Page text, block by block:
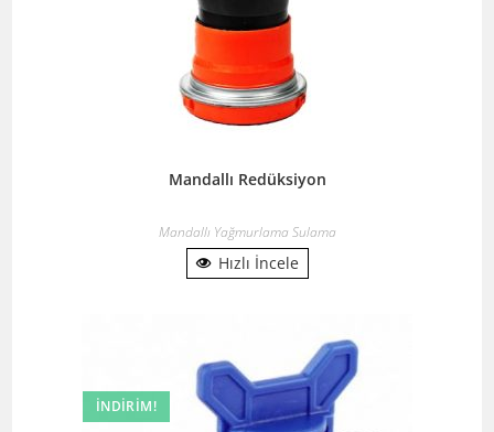
Mandallı Redüksiyon
Mandallı Yağmurlama Sulama
Hızlı İncele
İNDIRIM!